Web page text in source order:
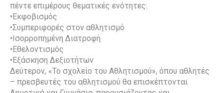
πέντε επιμέρους θεματικές ενότητες:
•Εκφοβισμός
•Συμπεριφορές στον αθλητισμό
•Ισορροπημένη Διατροφή
•Εθελοντισμός
•Εξάσκηση Δεξιοτήτων
Δεύτερον, «Το σχολείο του Αθλητισμού», όπου αθλητές
– πρεσβευτές του αθλητισμού θα επισκέπτονται